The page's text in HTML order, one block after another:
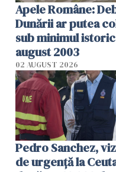
Apele Române:
Dunării ar putea
sub minimul
august 2003
02 AUGUST 2026
Pedro Sanchez,
de urgență la